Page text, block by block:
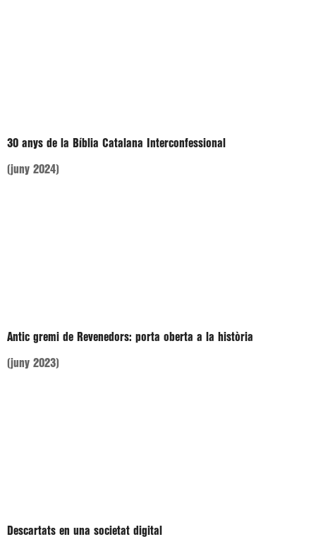
30 anys de la Bíblia Catalana Interconfessional
(juny 2024)
Antic gremi de Revenedors: porta oberta a la història
(juny 2023)
Descartats en una societat digital